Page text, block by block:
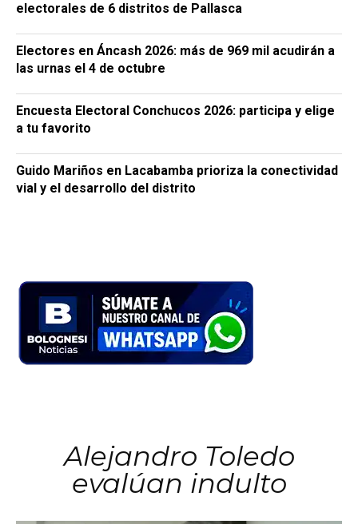
electorales de 6 distritos de Pallasca
Electores en Áncash 2026: más de 969 mil acudirán a
las urnas el 4 de octubre
Encuesta Electoral Conchucos 2026: participa y elige
a tu favorito
Guido Mariños en Lacabamba prioriza la conectividad
vial y el desarrollo del distrito
Alejandro Toledo
evalúan indulto